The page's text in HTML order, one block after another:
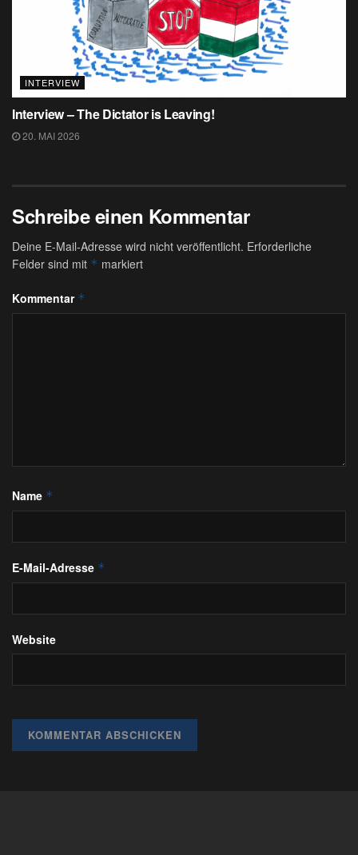
INTERVIEW
Interview – The Dictator is Leaving!
20. MAI 2026
Schreibe einen Kommentar
Deine E-Mail-Adresse wird nicht veröffentlicht. Erforderliche
Felder sind mit * markiert
Kommentar *
Name *
E-Mail-Adresse *
Website